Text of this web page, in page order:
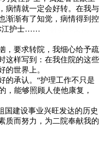
病情就一定会好转。在我与
渐渐有了知觉，病情得到控
江护士……
，要求转院，我细心给予疏
这样写到：在我住院的这些
世界上。
的承认。“护理工作不只是
，能够照顾人使他康复，
国建设事业兴旺发达的历史
质而努力，为二院奉献我的